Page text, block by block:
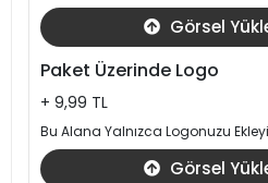
Görsel
Paket Üzerinde Logo
+ 9,99 TL
Bu Alana Yalnızca Logonuzu
Görsel